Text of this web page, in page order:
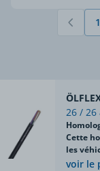
1
26 / 26
Cette
les
voir le